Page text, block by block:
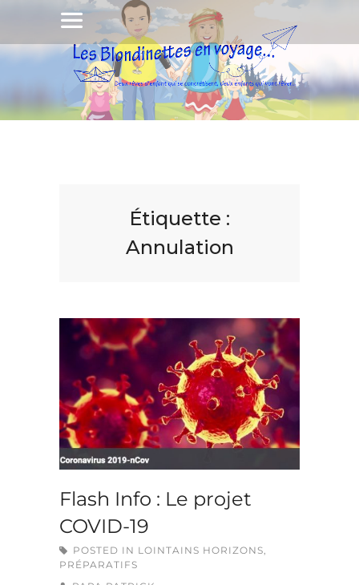
Étiquette :
Annulation
Flash Info : Le projet
COVID-19
POSTED IN LOINTAINS HORIZONS
PRÉPARATIFS